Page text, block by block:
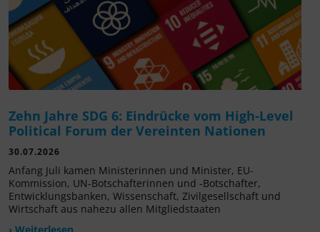
Zehn Jahre SDG 6: Eindrücke vom High-Level
Political Forum der Vereinten Nationen
30.07.2026
Anfang Juli kamen Ministerinnen und Minister, EU-
Kommission, UN-Botschafterinnen und -Botschafter,
Entwicklungsbanken, Wissenschaft, Zivilgesellschaft und
Wirtschaft aus nahezu allen Mitgliedstaaten